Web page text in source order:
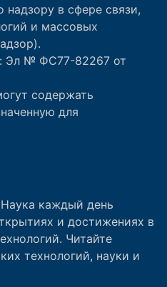
в сфере связи,
и массовых
Эл № ФС77-82267 от
содержать
для
каждый день
и достижениях в
Читайте
технологий, науки и